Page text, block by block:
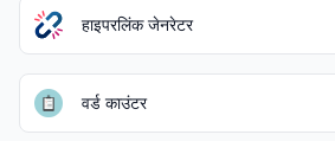
हाइपरलिंक जेनरेटर
वर्ड काउंटर